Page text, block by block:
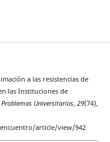
a las resistencias de
las Instituciones de
Problemas Universitarios, 29(74),
article/view/942